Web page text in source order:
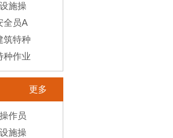
施操
全员A
筑特种
种作业
更多
作员
施操